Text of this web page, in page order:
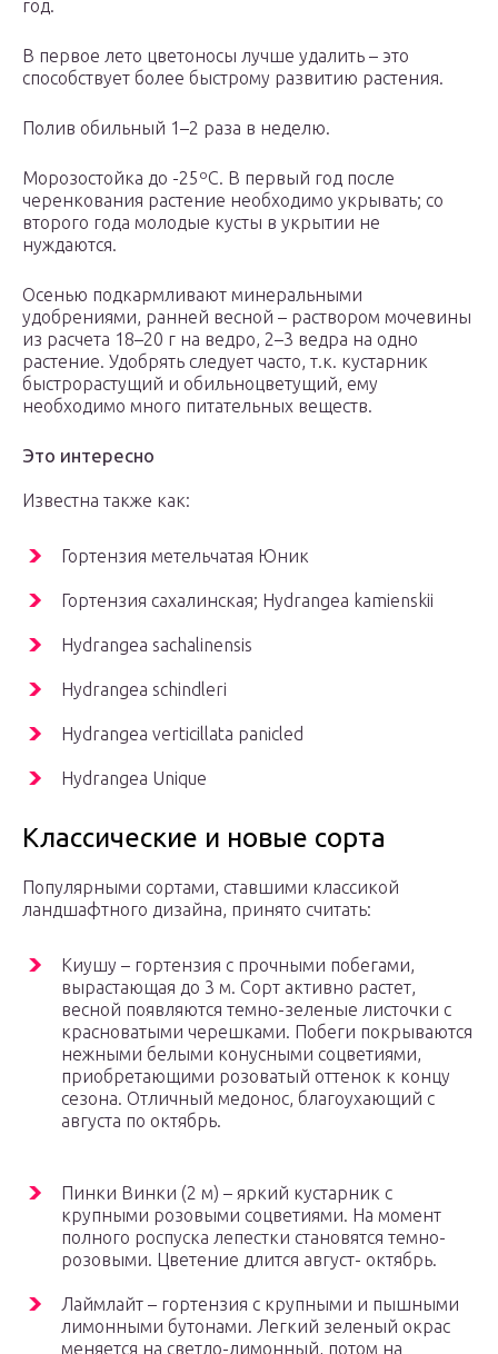
год.
В первое лето цветоносы лучше удалить – это
способствует более быстрому развитию растения.
Полив обильный 1–2 раза в неделю.
Морозостойка до -25ºС. В первый год после
черенкования растение необходимо укрывать; со
второго года молодые кусты в укрытии не
нуждаются.
Осенью подкармливают минеральными
удобрениями, ранней весной – раствором мочевины
из расчета 18–20 г на ведро, 2–3 ведра на одно
растение. Удобрять следует часто, т.к. кустарник
быстрорастущий и обильноцветущий, ему
необходимо много питательных веществ.
Это интересно
Известна также как:
Гортензия метельчатая Юник
Гортензия сахалинская; Hydrangea kamienskii
Hydrangea sachalinensis
Hydrangea schindleri
Hydrangea verticillata panicled
Hydrangea Unique
Классические и новые сорта
Популярными сортами, ставшими классикой
ландшафтного дизайна, принято считать:
Киушу – гортензия с прочными побегами,
вырастающая до 3 м. Сорт активно растет,
весной появляются темно-зеленые листочки с
красноватыми черешками. Побеги покрываются
нежными белыми конусными соцветиями,
приобретающими розоватый оттенок к концу
сезона. Отличный медонос, благоухающий с
августа по октябрь.
Пинки Винки (2 м) – яркий кустарник с
крупными розовыми соцветиями. На момент
полного роспуска лепестки становятся темно-
розовыми. Цветение длится август- октябрь.
Лаймлайт – гортензия с крупными и пышными
лимонными бутонами. Легкий зеленый окрас
меняется на светло-лимонный, потом на